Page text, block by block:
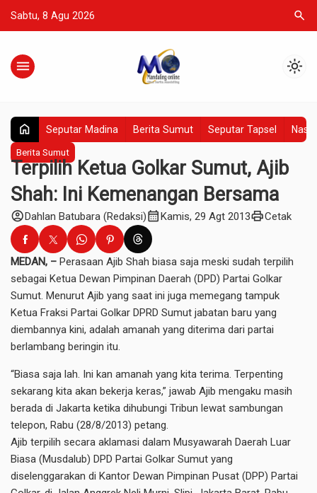
Sabtu, 8 Agu 2026 search
menu light_mode
home Seputar Madina Berita Sumut Seputar Tapsel
Berita Sumut
Terpilih Ketua Golkar Sumut, Ajib
Shah: Ini Kemenangan Bersama
account_circleDahlan Batubara (Redaksi)calendar_monthKamis, 29 Agt 2013printCetak
MEDAN, – Perasaan Ajib Shah biasa saja meski sudah terpilih
sebagai Ketua Dewan Pimpinan Daerah (DPD) Partai Golkar
Sumut. Menurut Ajib yang saat ini juga memegang tampuk
Ketua Fraksi Partai Golkar DPRD Sumut jabatan baru yang
diembannya kini, adalah amanah yang diterima dari partai
berlambang beringin itu.
“Biasa saja lah. Ini kan amanah yang kita terima. Terpenting
sekarang kita akan bekerja keras,” jawab Ajib mengaku masih
berada di Jakarta ketika dihubungi Tribun lewat sambungan
telepon, Rabu (28/8/2013) petang.
Ajib terpilih secara aklamasi dalam Musyawarah Daerah Luar
Biasa (Musdalub) DPD Partai Golkar Sumut yang
diselenggarakan di Kantor Dewan Pimpinan Pusat (DPP) Partai